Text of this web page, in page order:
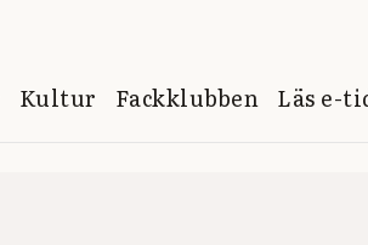
Kultur Fackklubben Läs e-